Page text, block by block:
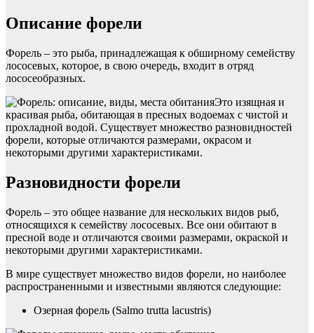
Описание форели
Форель – это рыба, принадлежащая к обширному семейству
лососевых, которое, в свою очередь, входит в отряд
лососеобразных.
Это изящная и
красивая рыба, обитающая в пресных водоемах с чистой и
прохладной водой. Существует множество разновидностей
форели, которые отличаются размерами, окрасом и
некоторыми другими характеристиками.
Разновидности форели
Форель – это общее название для нескольких видов рыб,
относящихся к семейству лососевых. Все они обитают в
пресной воде и отличаются своими размерами, окраской и
некоторыми другими характеристиками.
В мире существует множество видов форели, но наиболее
распространенными и известными являются следующие:
Озерная форель (Salmo trutta lacustris)